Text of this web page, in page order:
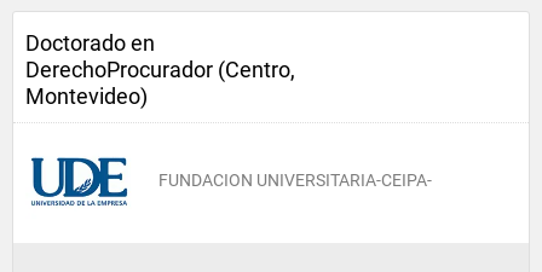
Doctorado en
DerechoProcurador (Centro,
Montevideo)
FUNDACION UNIVERSITARIA-CEIPA-